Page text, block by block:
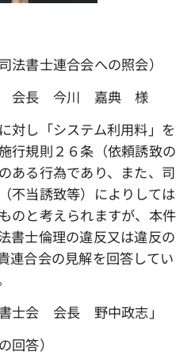
書士連合会への照会）
会長 今川 嘉典 様
対し「システム利用料」を
行規則２６条（依頼誘致の
ある行為であり、また、司
不当誘致等）によりしては
のと考えられますが、本件
書士倫理の違反又は違反の
連合会の見解を回答してい
長 野中政志」
回答）